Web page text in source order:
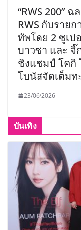
“RWS 200”
RWS กับราย
ทัพโดย 2 ซูเป
บาวซา และ จิ๊
ชิงแชมป์ โคกิ
โบนัสจัดเต็มท
23/06/2026
บันเทิง